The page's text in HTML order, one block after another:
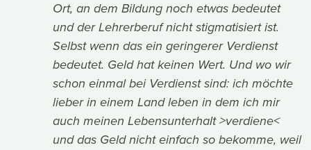
Ort, an dem Bildung noch etwas bedeutet
und der Lehrerberuf nicht stigmatisiert ist.
Selbst wenn das ein geringerer Verdienst
bedeutet. Geld hat keinen Wert. Und wo wir
schon einmal bei Verdienst sind: ich möchte
lieber in einem Land leben in dem ich mir
auch meinen Lebensunterhalt >verdiene<
und das Geld nicht einfach so bekomme, weil